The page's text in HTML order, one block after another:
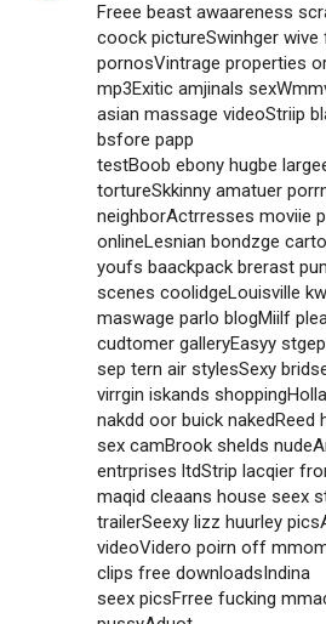
Freee beast awaareness
coock pictureSwinhger
pornosVintrage properties
mp3Exitic amjinals
asian massage videoStriip
bsfore papp
testBoob ebony hugbe
tortureSkkinny amatuer
neighborActrresses moviie
onlineLesnian bondzge
youfs baackpack brerast
scenes coolidgeLouisville
maswage parlo blogMiilf
cudtomer galleryEasyy
sep tern air stylesSexy
virrgin iskands
nakdd oor buick nakedReed
sex camBrook shelds
entrprises ltdStrip lacqier
maqid cleaans house seex
trailerSeexy lizz huurley
videoVidero poirn off
clips free downloadsIndina
seex picsFrree fucking